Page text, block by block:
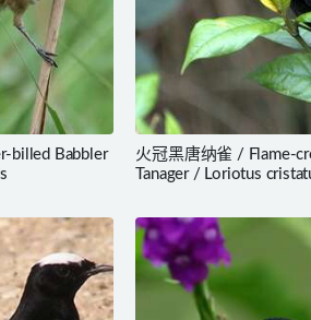
billed Babbler
火冠黑唐纳雀 / Flame-
Tanager / Loriotus